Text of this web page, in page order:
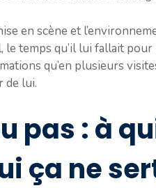
en scène et
temps qu’il lui fallait
qu’en plusieurs
de lui.
pas : à
ça ne